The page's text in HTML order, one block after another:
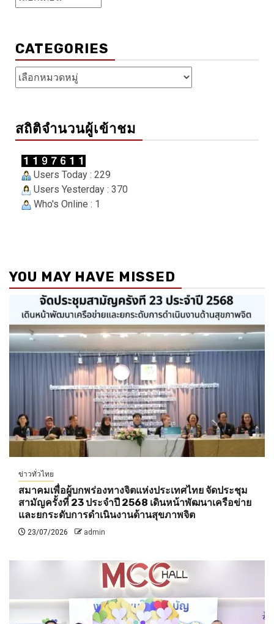
เก็บ
CATEGORIES
Categories
สถิติจำนวนผู้เข้าชม
Users Today : 229
Users Yesterday : 370
Who's Online : 1
YOU MAY HAVE MISSED
ข่าวทั่วไทย
สมาคมเพื่อผู้บกพร่องทางจิตแห่งประเทศไทย จัดประชุม
สามัญครั้งที่ 23 ประจำปี 2568 เดินหน้าพัฒนาเครือข่าย
และยกระดับการดำเนินงานด้านสุขภาพจิต
23/07/2026 admin